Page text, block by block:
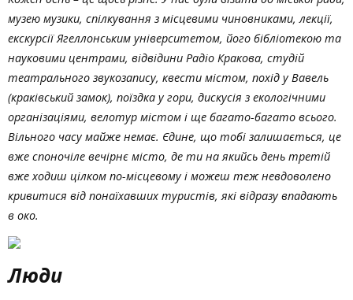
музею музики, спілкування з місцевими чиновниками, лекції,
екскурсії Ягеллонським університетом, його бібліотекою та
науковими центрами, відвідини Радіо Кракова, студій
театрального звукозапису, квести містом, похід у Вавель
(краківський замок), поїздка у гори, дискусія з екологічними
організаціями, велотур містом і ще багато-багато всього.
Вільного часу майже немає. Єдине, що тобі залишається, це
вже споночіле вечірнє місто, де ти на якийсь день третій
вже ходиш цілком по-місцевому і можеш теж невдоволено
кривитися від понаїхавших туристів, які відразу впадають
в око.
Люди